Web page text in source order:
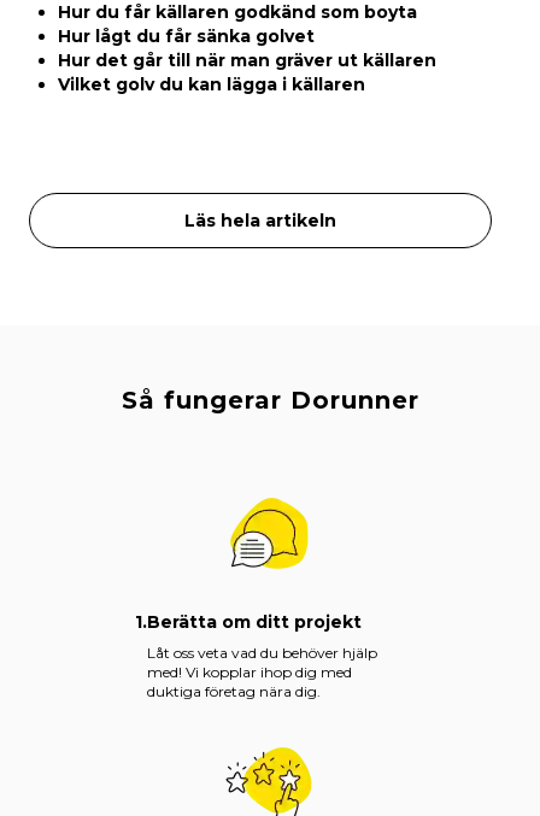
Hur du får källaren godkänd som boyta
Hur lågt du får sänka golvet
Hur det går till när man gräver ut källaren
Vilket golv du kan lägga i källaren
Läs hela artikeln
Så fungerar Dorunner
1.Berätta om ditt projekt
Låt oss veta vad du behöver hjälp
med! Vi kopplar ihop dig med
duktiga företag nära dig.